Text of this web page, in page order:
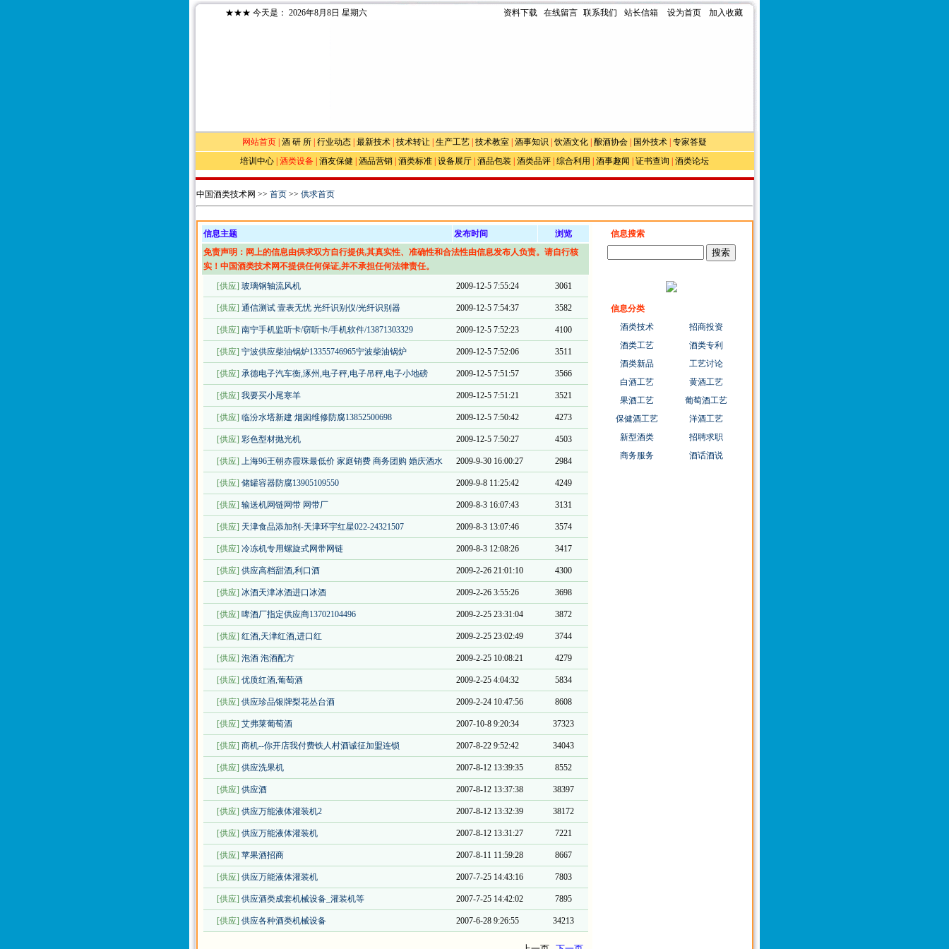
★★★ 今天是： 2026年8月8日 星期六 资料下载 在线留言 联系我们 站长信箱 设为首页 加入收藏
网站首页 酒 研 所 行业动态 最新技术 技术转让 生产工艺 技术教室 酒事知识 饮酒文化 酿酒协会 国外技术 专家答疑
培训中心 酒类设备 酒友保健 酒品营销 酒类标准 设备展厅 酒品包装 酒类品评 综合利用 酒事趣闻 证书查询 酒类论坛
中国酒类技术网 >> 首页 >> 供求首页
信息主题 发布时间
浏览
免责声明：网上的信息由供求双方自行提供,其真实性、准确性和合法性由信息发布人负责。请自行核
实！中国酒类技术网不提供任何保证,并不承担任何法律责任。
[供应] 玻璃钢轴流风机 2009-12-5 7:55:24 3061
[供应] 通信测试 壹表无忧 光纤识别仪/光纤识别器 2009-12-5 7:54:37 3582
[供应] 南宁手机监听卡/窃听卡/手机软件/13871303329 2009-12-5 7:52:23 4100
[供应] 宁波供应柴油锅炉13355746965宁波柴油锅炉 2009-12-5 7:52:06 3511
[供应] 承德电子汽车衡,涿州,电子秤,电子吊秤,电子小地磅 2009-12-5 7:51:57 3566
[供应] 我要买小尾寒羊 2009-12-5 7:51:21 3521
[供应] 临汾水塔新建 烟囱维修防腐13852500698 2009-12-5 7:50:42 4273
[供应] 彩色型材抛光机 2009-12-5 7:50:27 4503
[供应] 上海96王朝赤霞珠最低价 家庭销费 商务团购 婚庆酒水 2009-9-30 16:00:27 2984
[供应] 储罐容器防腐13905109550 2009-9-8 11:25:42 4249
[供应] 输送机网链网带 网带厂 2009-8-3 16:07:43 3131
[供应] 天津食品添加剂-天津环宇红星022-24321507 2009-8-3 13:07:46 3574
[供应] 冷冻机专用螺旋式网带网链 2009-8-3 12:08:26 3417
[供应] 供应高档甜酒,利口酒 2009-2-26 21:01:10 4300
[供应] 冰酒天津冰酒进口冰酒 2009-2-26 3:55:26 3698
[供应] 啤酒厂指定供应商13702104496 2009-2-25 23:31:04 3872
[供应] 红酒,天津红酒,进口红 2009-2-25 23:02:49 3744
[供应] 泡酒 泡酒配方 2009-2-25 10:08:21 4279
[供应] 优质红酒,葡萄酒 2009-2-25 4:04:32 5834
[供应] 供应珍品银牌梨花丛台酒 2009-2-24 10:47:56 8608
[供应] 艾弗莱葡萄酒 2007-10-8 9:20:34 37323
[供应] 商机--你开店我付费铁人村酒诚征加盟连锁 2007-8-22 9:52:42 34043
[供应] 供应洗果机 2007-8-12 13:39:35 8552
[供应] 供应酒 2007-8-12 13:37:38 38397
[供应] 供应万能液体灌装机2 2007-8-12 13:32:39 38172
[供应] 供应万能液体灌装机 2007-8-12 13:31:27 7221
[供应] 苹果酒招商 2007-8-11 11:59:28 8667
[供应] 供应万能液体灌装机 2007-7-25 14:43:16 7803
[供应] 供应酒类成套机械设备_灌装机等 2007-7-25 14:42:02 7895
[供应] 供应各种酒类机械设备 2007-6-28 9:26:55 34213
信息搜索
信息分类
酒类技术
招商投资
酒类工艺
酒类专利
酒类新品
工艺讨论
白酒工艺
黄酒工艺
果酒工艺
葡萄酒工艺
保健酒工艺
洋酒工艺
新型酒类
招聘求职
商务服务
酒话酒说